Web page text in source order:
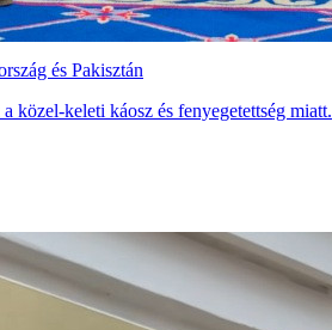
és Pakisztán
közel-keleti káosz és fenyegetettség miatt.